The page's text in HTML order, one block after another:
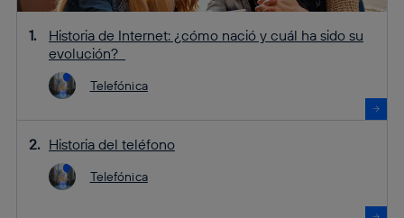
Historia de Internet: ¿cómo nació y cuál ha sido su
evolución?
Telefónica
Historia del teléfono
Telefónica